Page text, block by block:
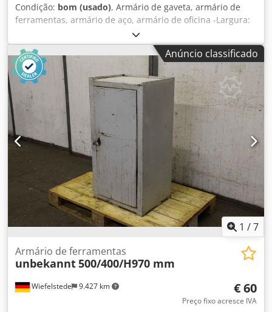
Condição: bom (usado), Armário de gaveta, armário de
ferramentas, armário de aço, armário de oficina -Largura:
450 mm -Depth: 630 mm -Altura: 1035 mm -Dimensões da
gaveta interna: 330 x 630 mm Crsdpfx Aeb A Iukjh Tef -
Altura das gavetas: 260 mm -Peso: 216 kgAnúncio classificado
1 /7
Wiefelstede 9.427 km
Armário de ferramentas
unbekannt500/400/H970 mm
€ 60
Preço fixo acresce IVA